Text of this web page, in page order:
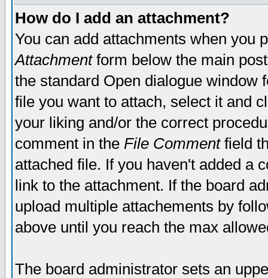
How do I add an attachment?
You can add attachments when you
Attachmentform below the main
the standard Open dialogue window
file you want to attach, select it and
your liking and/or the correct
comment in the File Commentfield
attached file. If you haven't added a
link to the attachment. If the board
upload multiple attachements by
above until you reach the max
The board administrator sets an